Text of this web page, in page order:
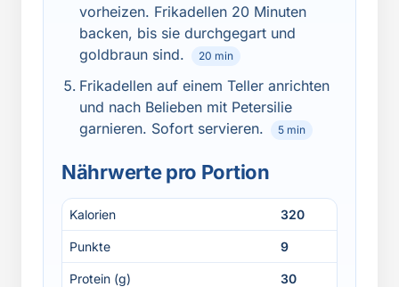
vorheizen. Frikadellen 20 Minuten
backen, bis sie durchgegart und
goldbraun sind.
20 min
Frikadellen auf einem Teller anrichten
und nach Belieben mit Petersilie
garnieren. Sofort servieren.
5 min
Nährwerte pro Portion
Kalorien 320
Punkte 9
Protein (g) 30